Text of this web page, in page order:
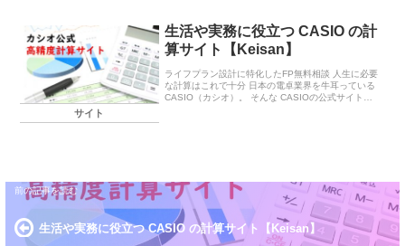
サイト
生活や実務に役立つ CASIO の計
算サイト【Keisan】
ライフプラン設計に特化したFP無料相談 人生に必要
な計算はこれで十分 日本の電卓業界を牛耳っている
CASIO（カシオ）。 そんな CASIOの公式サイト
生活や実務に役立つ CASIO の計算サイト【Keisan】